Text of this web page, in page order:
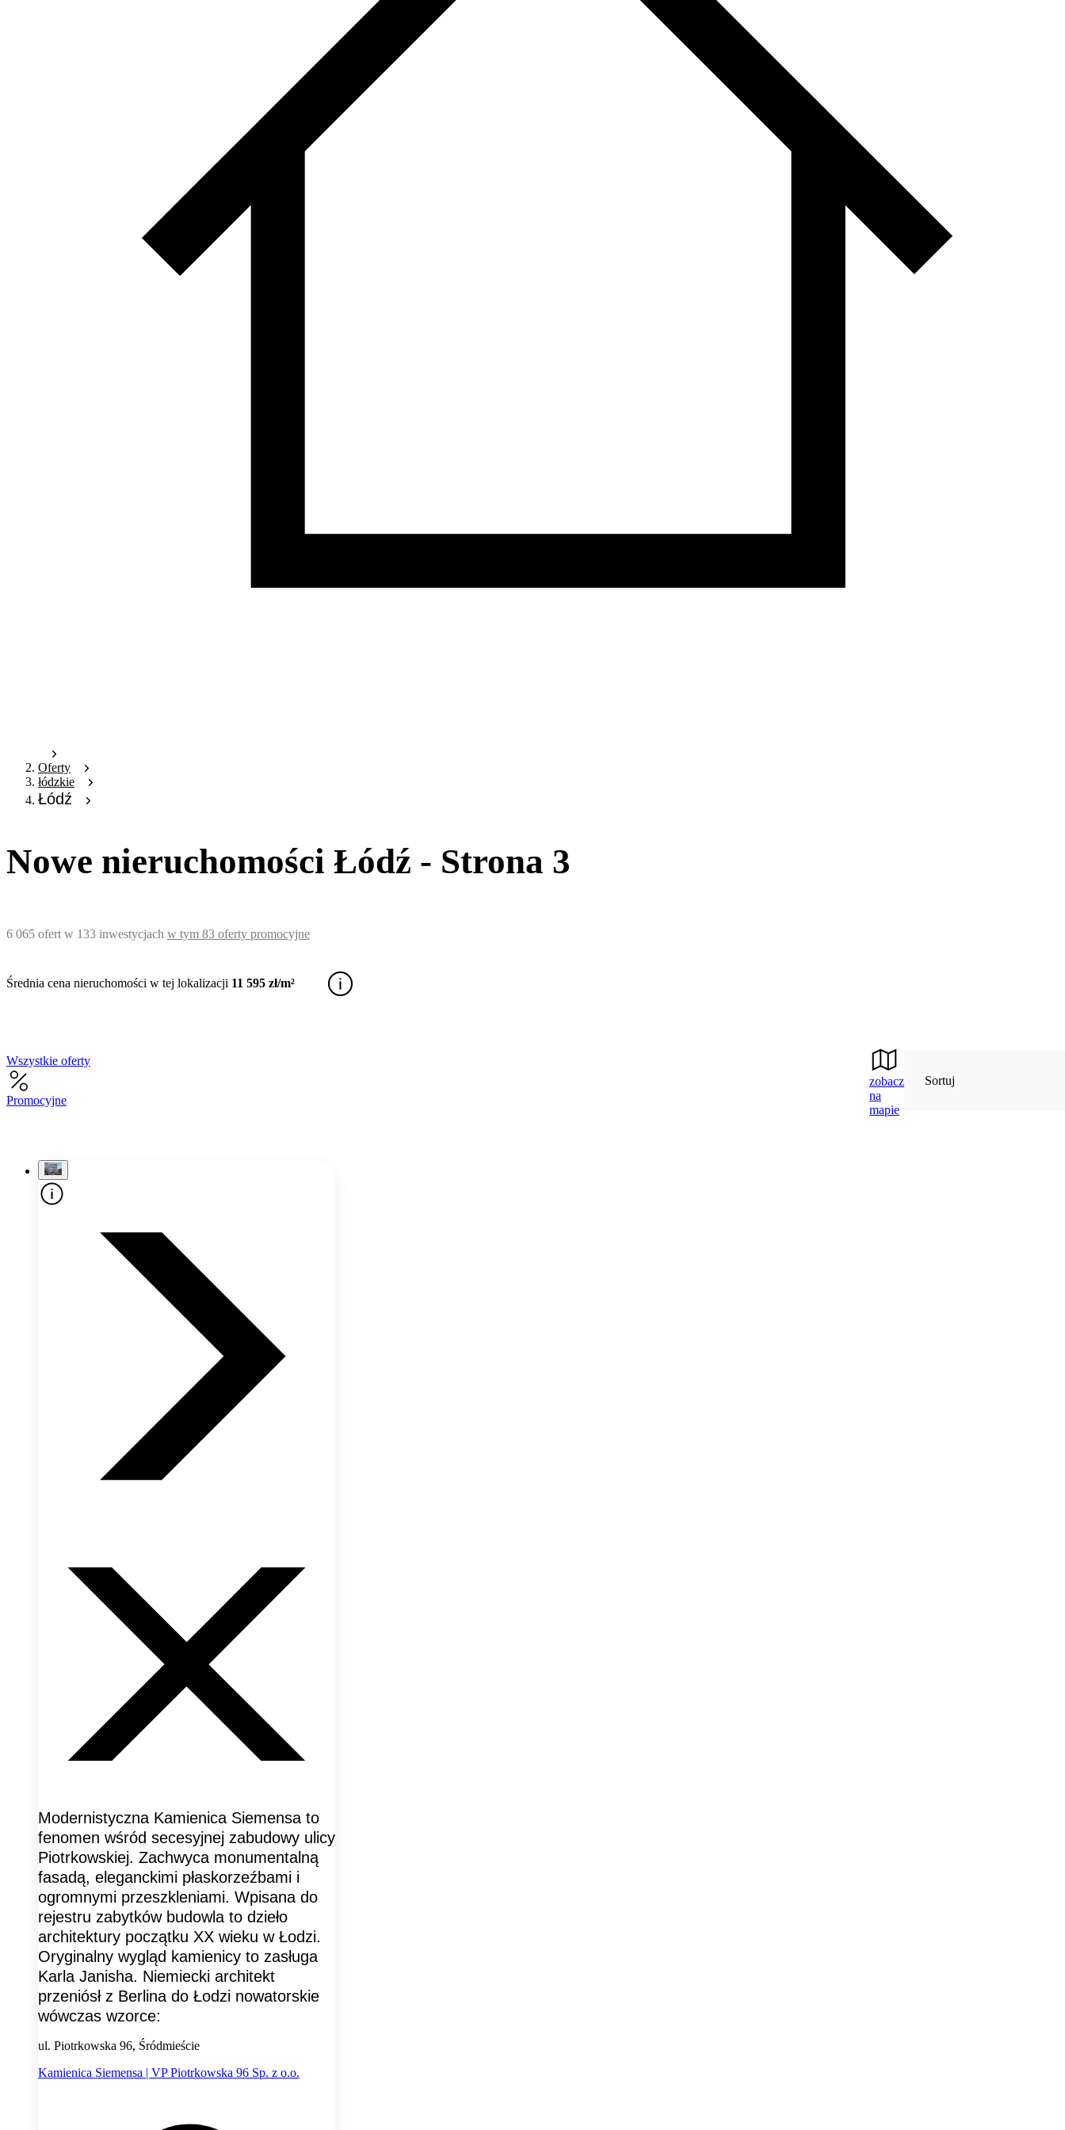
Oferty
łódzkie
Łódź
Nowe nieruchomości Łódź - Strona 3
6 065 ofert w 133 inwestycjach w tym 83 oferty promocyjne
Średnia cena nieruchomości w tej lokalizacji 11 595 zł/m²
Wszystkie oferty
Promocyjne
zobacz
na
mapie
Sortuj
Modernistyczna Kamienica Siemensa to
fenomen wśród secesyjnej zabudowy ulicy
Piotrkowskiej. Zachwyca monumentalną
fasadą, eleganckimi płaskorzeźbami i
ogromnymi przeszkleniami. Wpisana do
rejestru zabytków budowla to dzieło
architektury początku XX wieku w Łodzi.
Oryginalny wygląd kamienicy to zasługa
Karla Janisha. Niemiecki architekt
przeniósł z Berlina do Łodzi nowatorskie
wówczas wzorce:
ul. Piotrkowska 96, Śródmieście
Kamienica Siemensa | VP Piotrkowska 96 Sp. z o.o.